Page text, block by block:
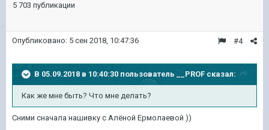
5 703 публикации
#4
Опубликовано: 5 сен 2018, 10:47:36
В 05.09.2018 в 10:40:30 пользователь __PROF сказал:
Как же мне быть? Что мне делать?
Сними сначала нашивку с Алёной Ермолаевой ))